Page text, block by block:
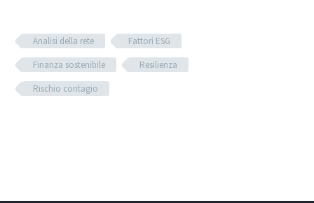
Analisi della rete
Fattori ESG
Finanza sostenibile
Resilienza
Rischio contagio